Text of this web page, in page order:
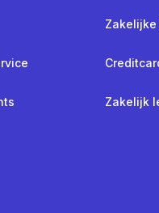
Zakelijke
Zakelijk